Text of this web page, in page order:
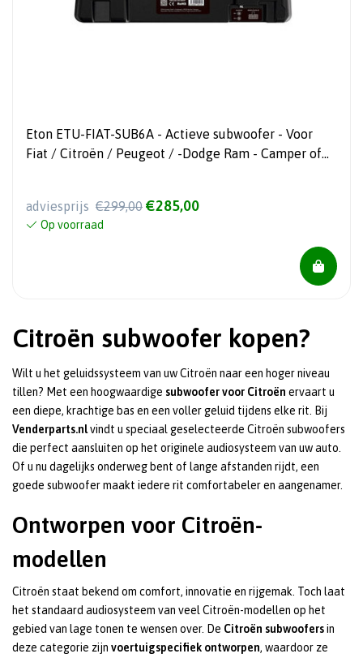
Eton ETU-FIAT-SUB6A - Actieve subwoofer - Voor
Fiat / Citroën / Peugeot / -Dodge Ram - Camper of
adviesprijs €299,00 €285,00
Op voorraad
Citroën subwoofer kopen?
Wilt u het geluidssysteem van uw Citroën naar een hoger niveau
tillen? Met een hoogwaardige subwoofer voor Citroën ervaart u
een diepe, krachtige bas en een voller geluid tijdens elke rit. Bij
Venderparts.nlvindt u speciaal geselecteerde Citroën subwoofers
die perfect aansluiten op het originele audiosysteem van uw auto.
Of u nu dagelijks onderweg bent of lange afstanden rijdt, een
goede subwoofer maakt iedere rit comfortabeler en aangenamer.
Ontworpen voor Citroën-
modellen
Citroën staat bekend om comfort, innovatie en rijgemak. Toch laat
het standaard audiosysteem van veel Citroën-modellen op het
gebied van lage tonen te wensen over. De Citroën subwoofersin
deze categorie zijn voertuigspecifiek ontworpen, waardoor ze